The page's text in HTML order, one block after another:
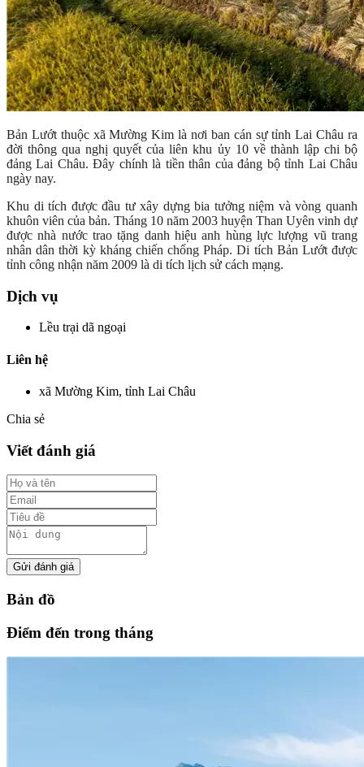
Bản Lướt thuộc xã Mường Kim là nơi ban cán sự tỉnh Lai Châu ra
đời thông qua nghị quyết của liên khu ủy 10 về thành lập chi bộ
đảng Lai Châu. Đây chính là tiền thân của đảng bộ tỉnh Lai Châu
ngày nay.
Khu di tích được đầu tư xây dựng bia tưởng niệm và vòng quanh
khuôn viên của bản. Tháng 10 năm 2003 huyện Than Uyên vinh dự
được nhà nước trao tặng danh hiệu anh hùng lực lượng vũ trang
nhân dân thời kỳ kháng chiến chống Pháp. Di tích Bản Lướt được
tỉnh công nhận năm 2009 là di tích lịch sử cách mạng.
Dịch vụ
Lều trại dã ngoại
Liên hệ
xã Mường Kim, tỉnh Lai Châu
Chia sẻ
Viết đánh giá
Gửi đánh giá
Bản đồ
Điểm đến trong tháng